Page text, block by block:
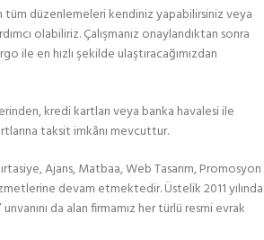
tüm düzenlemeleri kendiniz yapabilirsiniz veya
olabiliriz. Çalışmanız onaylandıktan sonra
ile en hızlı şekilde ulaştıracağımızdan
kredi kartları veya banka havalesi ile
taksit imkânı mevcuttur.
Ajans, Matbaa, Web Tasarım, Promosyon
devam etmektedir. Üstelik 2011 yılında
da alan firmamız her türlü resmi evrak